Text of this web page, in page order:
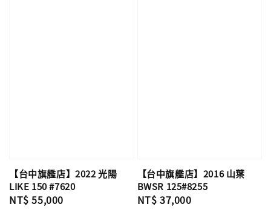
【台中旗艦店】2022 光陽
LIKE 150 #7620
Regular
NT$ 55,000
【台中旗艦店】2016 山葉
BWSR 125#8255
Regular
NT$ 37,000